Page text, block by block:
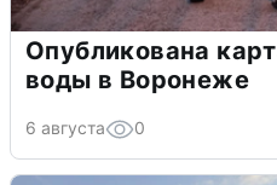
Опубликована
воды в Воронеже
6 августа 0